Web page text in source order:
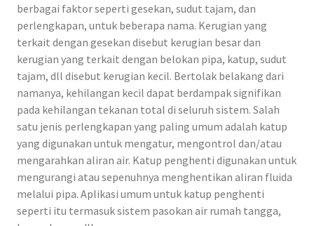
berbagai faktor seperti gesekan, sudut tajam, dan
perlengkapan, untuk beberapa nama. Kerugian yang
terkait dengan gesekan disebut kerugian besar dan
kerugian yang terkait dengan belokan pipa, katup, sudut
tajam, dll disebut kerugian kecil. Bertolak belakang dari
namanya, kehilangan kecil dapat berdampak signifikan
pada kehilangan tekanan total di seluruh sistem. Salah
satu jenis perlengkapan yang paling umum adalah katup
yang digunakan untuk mengatur, mengontrol dan/atau
mengarahkan aliran air. Katup penghenti digunakan untuk
mengurangi atau sepenuhnya menghentikan aliran fluida
melalui pipa. Aplikasi umum untuk katup penghenti
seperti itu termasuk sistem pasokan air rumah tangga,